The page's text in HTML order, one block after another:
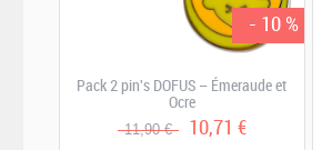
- 10 %
Pack 2 pin's DOFUS – Émeraude et
Ocre
11,90 € 10,71 €